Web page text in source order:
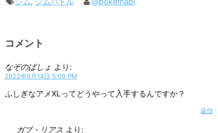
コメント
なぞのばしょ より:
2022年6月14日 5:09 PM
ふしぎなアメXLってどうやって入手するんですか？
返信
ガブ・リアス より: